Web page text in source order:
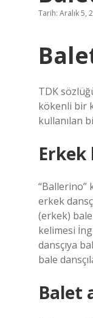
Tarih: Aralık 5,
TDK
kökenli bir
kullanılan
Erkek
“Ballerino”
erkek
(erkek)
kelimesi
dansçıya
bale
Balet